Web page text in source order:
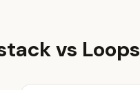
vs Loops